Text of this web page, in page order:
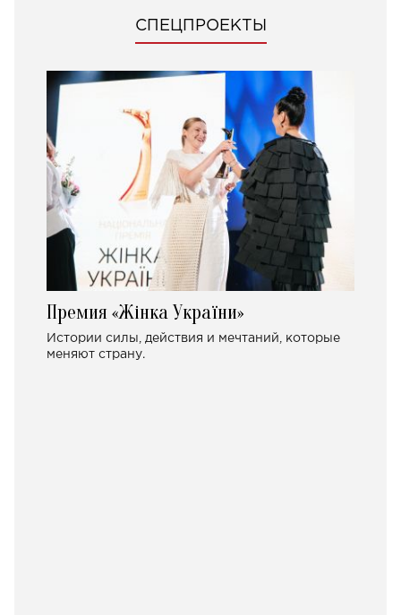
СПЕЦПРОЕКТЫ
Премия «Жінка України»
Истории силы, действия и мечтаний, которые
меняют страну.